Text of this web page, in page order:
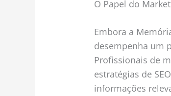
O Papel do
Embora a
desempenha um
Profissionais de
estratégias de
informações